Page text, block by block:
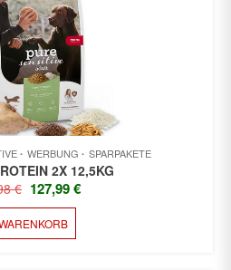
WERBUNG SPARPAKETE
2X 12,5KG
€ URSPRÜNGLICHER
PREIS
WAR:
139,98 €
127,99€